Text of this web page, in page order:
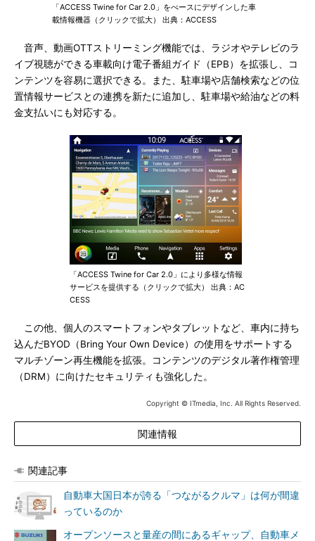
「ACCESS Twine for Car 2.0」をべースにデザインした車
載情報機器（クリックで拡大） 出典：ACCESS
音声、動画OTTストリーミング機能では、ラジオやテレビのラ
イブ視聴ができる車載向け電子番組ガイド（EPB）を拡張し、コ
ンテンツを容易に選択できる。また、駐車場や店舗検索などの位
置情報サービスとの連携を新たに追加し、駐車場や給油などの料
金支払いにも対応する。
「ACCESS Twine for Car 2.0」により多様な情報
サービスを提供する（クリックで拡大） 出典：AC
CESS
この他、個人のスマートフォンやタブレットなど、車内に持ち
込んだBYOD（Bring Your Own Device）の使用をサポートする
マルチゾーン再生機能を拡張。コンテンツのデジタル著作権管理
（DRM）に向けたセキュリティも強化した。
Copyright © ITmedia, Inc. All Rights Reserved.
関連情報
関連記事
自動車大国日本が誇る「つながるクルマ」は何が間違
っているのか
オープンソースと量産の間にあるギャップ、自動車メ